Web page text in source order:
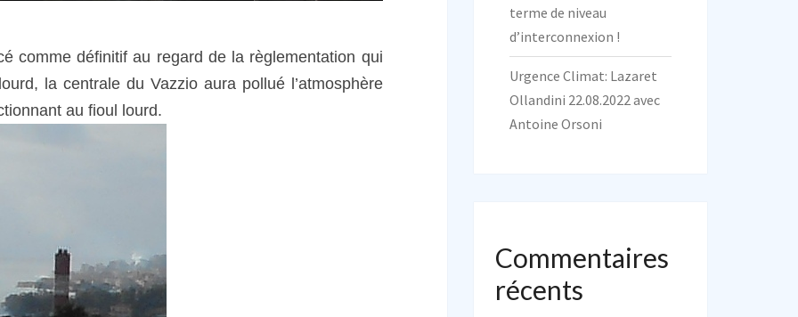
comme définitif au regard de la règlementation qui
la centrale du Vazzio aura pollué l’atmosphère
au fioul lourd.
terme de niveau
d’interconnexion !
Urgence Climat: Lazaret
Ollandini 22.08.2022 avec
Antoine Orsoni
Commentaires
récents